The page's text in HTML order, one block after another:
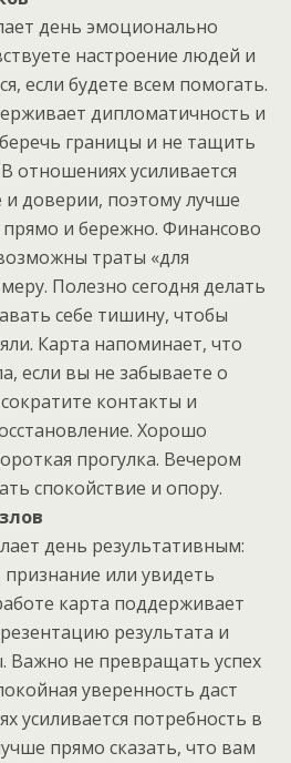
день эмоционально
настроение людей и
если будете всем помогать.
дипломатичность и
границы и не тащить
отношениях усиливается
и доверии, поэтому лучше
прямо и бережно. Финансово
траты «для
Полезно сегодня делать
себе тишину, чтобы
Карта напоминает, что
если вы не забываете о
контакты и
Хорошо
прогулка. Вечером
спокойствие и опору.
день результативным:
или увидеть
карта поддерживает
результата и
Важно не превращать успех
уверенность даст
усиливается потребность в
прямо сказать, что вам